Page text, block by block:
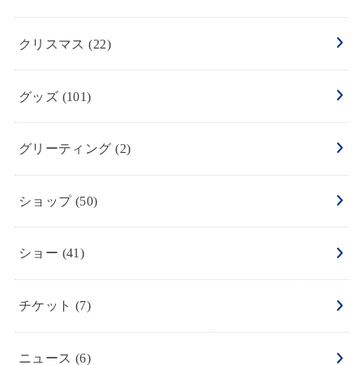
クリスマス(22)
グッズ (101)
グリーティング(2)
ショップ (50)
ショー (41)
チケット (7)
ニュース (6)